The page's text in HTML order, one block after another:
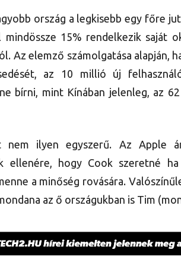
ország a legkisebb egy főre
15% rendelkezik saját
Az elemző számolgatása alapján,
az 10 millió új
bírni, mint Kínában jelenleg, az
nem ilyen egyszerű. Az Apple
ellenére, hogy Cook szeretné
a minőség rovására.
az ő országukban is Tim